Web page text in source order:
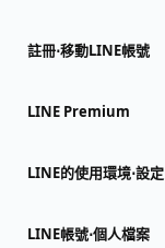
註冊⋅移動LINE帳號
LINE Premium
LINE的使用環境⋅設定
LINE帳號⋅個人檔案